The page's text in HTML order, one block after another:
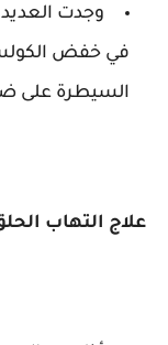
وجدت العديد
في خفض
السيطرة على
علاج التهاب